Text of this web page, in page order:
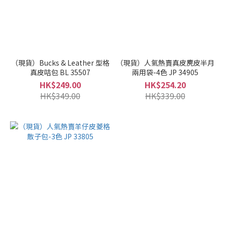
（現貨）Bucks & Leather 型格
真皮咭包 BL 35507
HK$249.00
HK$349.00
（現貨）人氣熱賣真皮麂皮半月
兩用袋-4色 JP 34905
HK$254.20
HK$339.00